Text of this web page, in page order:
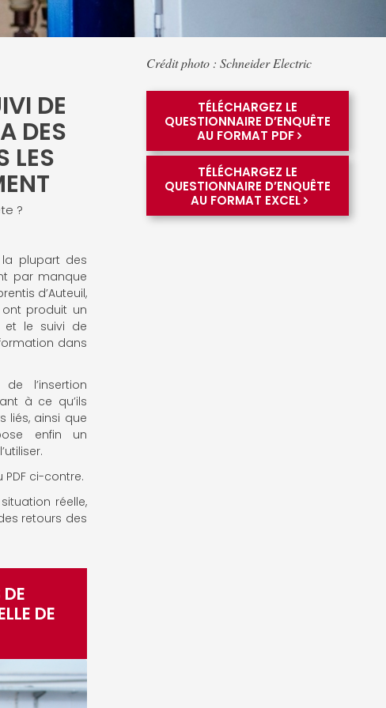
DE
DES
LES
?
la plupart des
par manque
d’Auteuil,
ont produit un
et le suivi de
dans
l’insertion
à ce qu’ils
liés, ainsi que
enfin un
ci-contre.
réelle,
retours des
DE
Crédit photo : Schneider Electric
TÉLÉCHARGEZ LE
QUESTIONNAIRE D’ENQUÊTE
AU FORMAT PDF
TÉLÉCHARGEZ LE
QUESTIONNAIRE D’ENQUÊTE
AU FORMAT EXCEL